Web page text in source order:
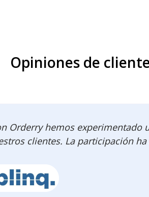
Opiniones de
Orderry hemos
clientes. La participación